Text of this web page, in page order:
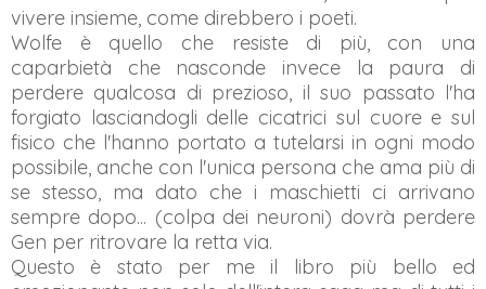
vivere insieme, come direbbero i poeti.
Wolfe è quello che resiste di più, con una
caparbietà che nasconde invece la paura di
perdere qualcosa di prezioso, il suo passato l'ha
forgiato lasciandogli delle cicatrici sul cuore e sul
fisico che l'hanno portato a tutelarsi in ogni modo
possibile, anche con l'unica persona che ama più di
se stesso, ma dato che i maschietti ci arrivano
sempre dopo... (colpa dei neuroni) dovrà perdere
Gen per ritrovare la retta via.
Questo è stato per me il libro più bello ed